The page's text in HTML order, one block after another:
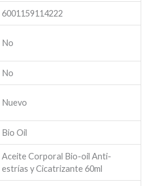
6001159114222
No
No
Nuevo
Bio Oil
Aceite Corporal Bio-oil Anti-
estrías y Cicatrizante 60ml